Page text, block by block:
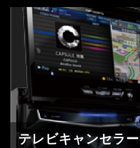
テレビキャンセラー